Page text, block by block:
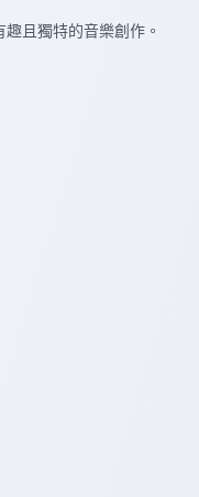
且獨特的音樂創作。